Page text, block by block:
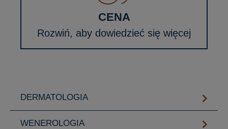
DERMATOLOGIA
WENEROLOGIA
CENA
Rozwiń, aby dowiedzieć się więcej